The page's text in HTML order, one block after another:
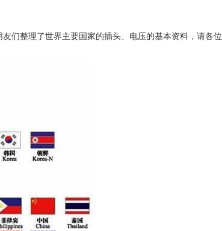
们整理了世界主要国家的插头、电压的基本资料，请各位